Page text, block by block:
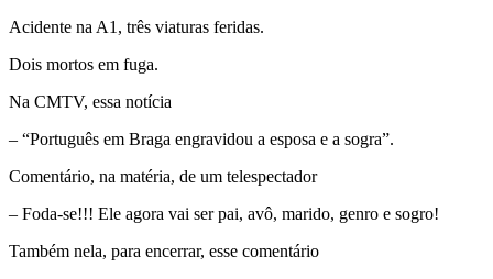
Acidente na A1, três viaturas feridas.
Dois mortos em fuga.
Na CMTV, essa notícia
– “Português em Braga engravidou a esposa e a sogra”.
Comentário, na matéria, de um telespectador
– Foda-se!!! Ele agora vai ser pai, avô, marido, genro e sogro!
Também nela, para encerrar, esse comentário